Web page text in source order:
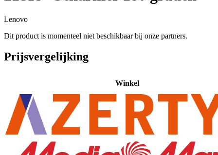
Lenovo
Dit product is momenteel niet beschikbaar bij onze partners.
Prijsvergelijking
Winkel